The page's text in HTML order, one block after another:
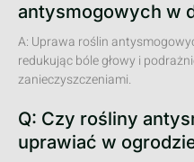
antysmogowych w
A: Uprawa roślin
redukując bóle głowy i
zanieczyszczeniami.
Q: Czy rośliny
uprawiać w